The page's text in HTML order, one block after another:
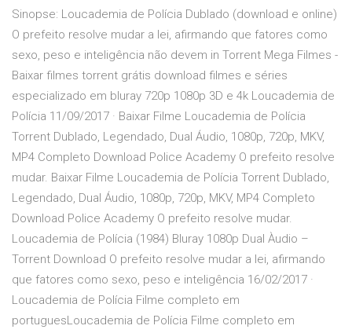
Sinopse: Loucademia de Polícia Dublado (download e online)
O prefeito resolve mudar a lei, afirmando que fatores como
sexo, peso e inteligência não devem in Torrent Mega Filmes -
Baixar filmes torrent grátis download filmes e séries
especializado em bluray 720p 1080p 3D e 4k Loucademia de
Polícia 11/09/2017 · Baixar Filme Loucademia de Polícia
Torrent Dublado, Legendado, Dual Áudio, 1080p, 720p, MKV,
MP4 Completo Download Police Academy O prefeito resolve
mudar. Baixar Filme Loucademia de Polícia Torrent Dublado,
Legendado, Dual Áudio, 1080p, 720p, MKV, MP4 Completo
Download Police Academy O prefeito resolve mudar.
Loucademia de Polícia (1984) Bluray 1080p Dual Àudio –
Torrent Download O prefeito resolve mudar a lei, afirmando
que fatores como sexo, peso e inteligência 16/02/2017 ·
Loucademia de Polícia Filme completo em
portuguesLoucademia de Polícia Filme completo em